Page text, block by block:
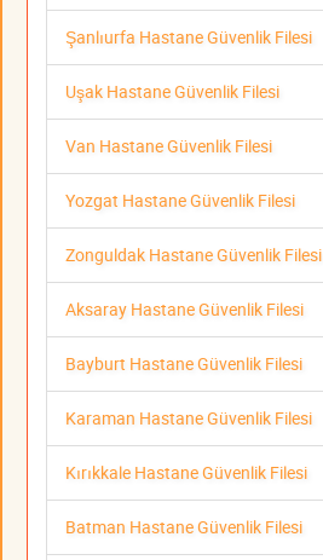
Şanlıurfa Hastane Güvenlik Filesi
Uşak Hastane Güvenlik Filesi
Van Hastane Güvenlik Filesi
Yozgat Hastane Güvenlik Filesi
Zonguldak Hastane Güvenlik Filesi
Aksaray Hastane Güvenlik Filesi
Bayburt Hastane Güvenlik Filesi
Karaman Hastane Güvenlik Filesi
Kırıkkale Hastane Güvenlik Filesi
Batman Hastane Güvenlik Filesi